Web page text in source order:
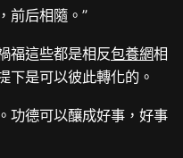
前后相隨。”
福這些都是相反包養網相
下是可以彼此轉化的。
功德可以釀成好事，好事